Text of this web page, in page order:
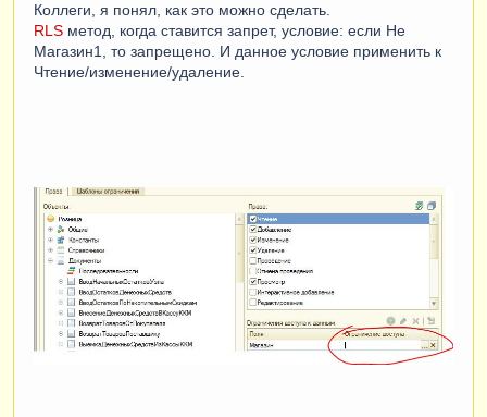
Коллеги, я понял, как это можно сделать.
RLS метод, когда ставится запрет, условие: если Не
Магазин1, то запрещено. И данное условие применить к
Чтение/изменение/удаление.